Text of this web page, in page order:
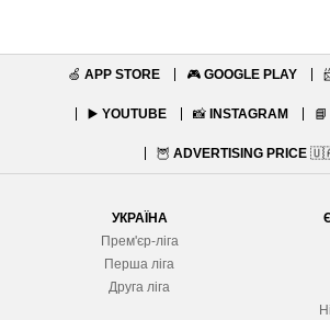
🍏 APP STORE 🎮 GOOGLE PLAY
▶️ YOUTUBE 📸 INSTAGRAM 📘
🦉 ADVERTISING PRICE
УКРАЇНА
Прем'єр-ліга
Перша ліга
Друга ліга